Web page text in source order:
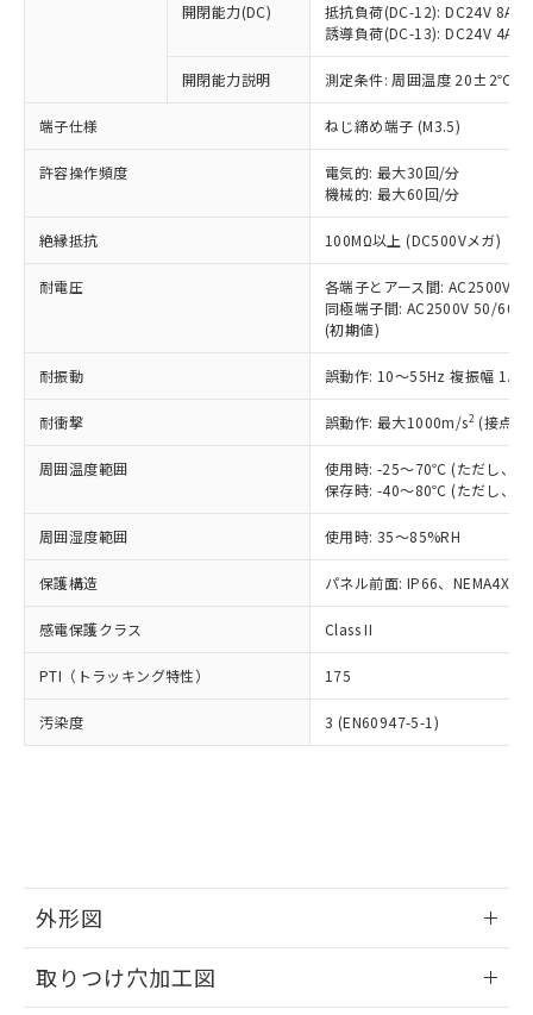
開閉能力(DC)
抵抗負荷(DC-12): DC24V 8A/
誘導負荷(DC-13): DC24V 4A/
開閉能力説明 測定条件: 周囲温度 20±2℃、
端子仕様 ねじ締め端子 (M3.5)
許容操作頻度
電気的: 最大30回/分
機械的: 最大60回/分
絶縁抵抗 100MΩ以上 (DC500Vメガ)
耐電圧
各端子とアース間: AC2500V
同極端子間: AC2500V 50/
(初期値)
耐振動 誤動作: 10～55Hz 複振幅
耐衝撃 誤動作: 最大1000m/s2 (接点
周囲温度範囲
使用時: -25～70℃ (ただし、氷
保存時: -40～80℃ (ただし、氷
周囲湿度範囲 使用時: 35～85%RH
保護構造 パネル前面: IP66、NEMA4X,
感電保護クラス Class II
PTI（トラッキング特性） 175
汚染度 3 (EN60947-5-1)
外形図
取りつけ穴加工図
以下の条件をお読みいただき、同意のうえ
ご利用ください。
本サービスは、当社制御機器事業取扱
商品の当社在庫状況および標準価格
(税抜)を提供させていただくもので
当社制御機器事業取扱商品の中には、
本サービスの対象外となる商品もある
ことをご了承ください。
在庫状況および標準価格照会結果は、
記載している更新日時点での社内デー
タに基づき作成されるものであり、閲
覧された時点での実際の在庫および標
準価格とは異なる場合があることをご
正式な納期状況および標準価格はお客
様のお取引先、またはお客様担当のオ
ムロン制御機器販売店・当社販売員に
オムロン制御機器販売店や当社販売拠
販売ネットワーク
」をご確認
在庫状況および標準価格結果を当社の
事前の承諾なく第三者に漏洩または開
示しないようお願いします。
マイパーツ機能（部品リスト作成サー
ビス）をご利用いただくには、I-Web
品・サービスに関するお客様との取
の共同利用に関して"
用者の範囲」に記載されている法人を
対応予定なし：EU RoHS指令（10物質）の
非含有に非対応の商品で、対応品を出す予
調査・確認中：EU RoHS指令（10物質）の
非含有の対応状況を調査中または確認中の
商品です。
非該当品：ライセンス料など無形物で、有
害物質有無と関係のない商品です。
仕入先様の事情により、非含有部品として
いたものが、含有品と判明した場合などや
むを得ず変更することがあります。
鉛(Pb) 1000ppm以下、 水銀(Hg) 1000ppm以下、 カド
六価クロム(Cr(Ⅵ)) 1000ppm以下、ポリ臭化ビフェニル
類(PBB) 1000ppm以下、ポリ臭化ジフェニルエーテル類
ルベンジル（BBP） 1000ppm以下、フタル酸ジブチル
（DBP） 1000ppm以下、フタル酸ジイソブチル
但し、RoHS指令で産業用監視および制御機器に対する
適用除外項目は除く。
フタル酸エステル類の４物質については閾値を超える意
図的な使用がないことを確認しています。
部品在庫の切り替え状況などにより、予定
月が前後することがあります。
EU RoHS指令（10物質）の非含有証明書
51物質の非含有証明書（当社基準）
※本証明書は発行日時点で非含有を証明す
「○」：最大均質材料含有率が中国RoHSの
基準値以下であることを示します。
「×」：最大均質材料含有率が中国RoHSの
基準値を超えていることを示します。
「－」：未確認です。当社販売部門へお問
*中国RoHS10物質の基準値 (GB/T26572)：
Pb(鉛) :1000ppm、 Hg(水銀) : 1000ppm、 Cd(カドミウ
Cr(Ⅵ)(六価クロム) : 1000ppm、 PBBs(ポリ臭化ビフェ
ニル類) : 1000ppm、 PBDEs(ポリ臭化ジフェニルエーテ
ル類) : 1000ppm、
DBP(フタル酸ジブチル) : 1000ppm、 DIBP(フタル酸ジ
イソブチル) : 1000ppm、 BBP(フタル酸ブチルベンジ
DEHP(フタル酸ビス(2-エチルヘキシル)) : 1000ppm
「ｅ」：有害物質（10物質）のすべてが基
準値以下であることを示します。
「10」：通常の使用状況下において有害物
質が外部に漏えいし、環境に深刻な影響を
及ぼさない年数を意味します。
当社は、これら貴社製品のうち、外国
為替および外国貿易法に定める商品
（以下｢規制貨物等」という）を輸出
または国外への提供する場合は、日本
国政府の輸出許可(または役務取引許
可)を取得するなどの必要な手続きを
当社は規制貨物を破棄する場合は、完
全に破砕するなど、違法に輸出されな
いよう必要な手段を講じます。
当社は貴社製品を、核兵器、ミサイ
ル、化学兵器、生物兵器またはその他
武器並びにこれらの製造装置等に一切
当社は、貴社製品を第三者に販売する
場合は、上記1、2および3の内容を当
該第三者に通知します。また当社は、
販売先および販売に係わる関係者が違
法に輸出するおそれがある場合は、取
り引きをいたしません。
一定数以上の在庫あり
一定数には満たないが在庫あり
在庫なし(最新の在庫状況につ
いては、お客様のお取引先、ま
たはお客様担当のオムロン制御
機器販売店・当社販売員にご確
受注生産機種、また在庫状況の
情報を公開していない機種